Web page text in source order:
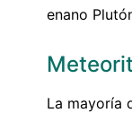
enano
La mayoría